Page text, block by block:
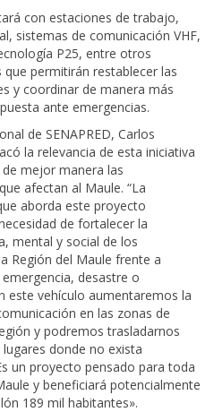
con estaciones de trabajo,
sistemas de comunicación VHF,
P25, entre otros
permitirán restablecer las
y coordinar de manera más
ante emergencias.
de SENAPRED, Carlos
la relevancia de esta iniciativa
mejor manera las
afectan al Maule. “La
aborda este proyecto
de fortalecer la
mental y social de los
Región del Maule frente a
desastre o
este vehículo aumentaremos la
en las zonas de
y podremos trasladarnos
donde no exista
un proyecto pensado para toda
y beneficiará potencialmente
189 mil habitantes».